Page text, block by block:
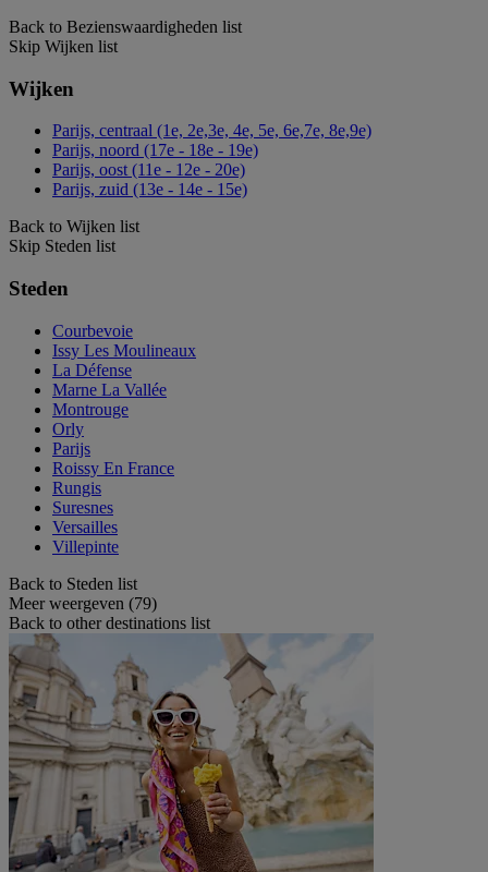
Back to Bezienswaardigheden list
Skip Wijken list
Wijken
Parijs, centraal (1e, 2e,3e, 4e, 5e, 6e,7e, 8e,9e)
Parijs, noord (17e - 18e - 19e)
Parijs, oost (11e - 12e - 20e)
Parijs, zuid (13e - 14e - 15e)
Back to Wijken list
Skip Steden list
Steden
Courbevoie
Issy Les Moulineaux
La Défense
Marne La Vallée
Montrouge
Orly
Parijs
Roissy En France
Rungis
Suresnes
Versailles
Villepinte
Back to Steden list
Meer weergeven (79)
Back to other destinations list